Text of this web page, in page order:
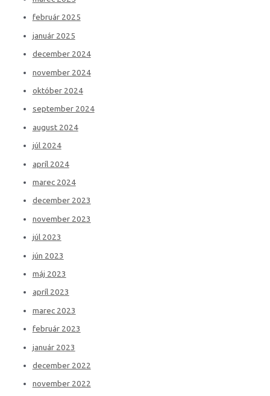
február 2025
január 2025
december 2024
november 2024
október 2024
september 2024
august 2024
júl 2024
apríl 2024
marec 2024
december 2023
november 2023
júl 2023
jún 2023
máj 2023
apríl 2023
marec 2023
február 2023
január 2023
december 2022
november 2022